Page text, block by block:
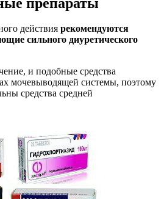
действия рекомендуются
сильного диуретического
и подобные средства
мочевыводящей системы, поэтому
средства средней